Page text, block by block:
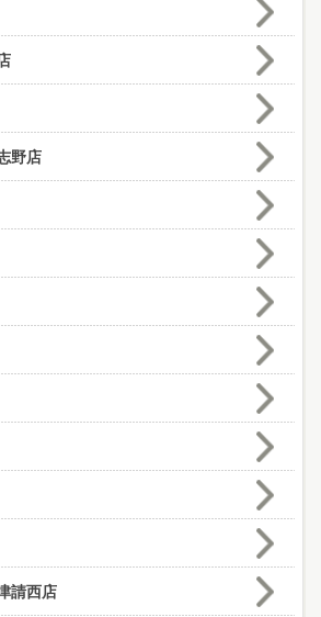
野店
請西店